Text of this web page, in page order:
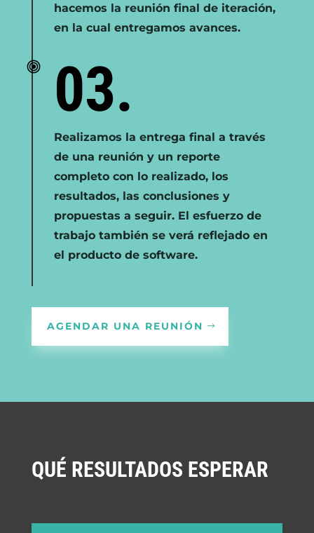
hacemos la reunión final de iteración,
en la cual entregamos avances.
03.
Realizamos la entrega final a través
de una reunión y un reporte
completo con lo realizado, los
resultados, las conclusiones y
propuestas a seguir. El esfuerzo de
trabajo también se verá reflejado en
el producto de software.
AGENDAR UNA REUNIÓN
QUÉ RESULTADOS ESPERAR